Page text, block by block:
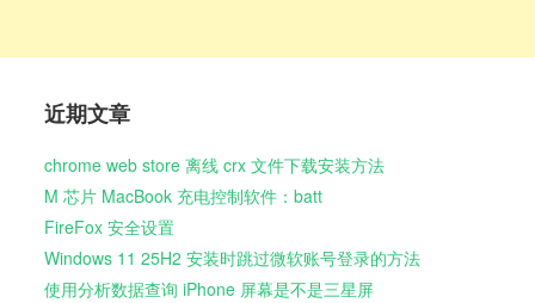
近期文章
chrome web store 离线 crx 文件下载安装方法
M 芯片 MacBook 充电控制软件：batt
FireFox 安全设置
Windows 11 25H2 安装时跳过微软账号登录的方法
使用分析数据查询 iPhone 屏幕是不是三星屏